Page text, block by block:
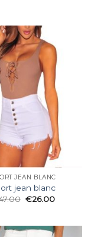
JEAN BLANC
jean blanc
€26.00